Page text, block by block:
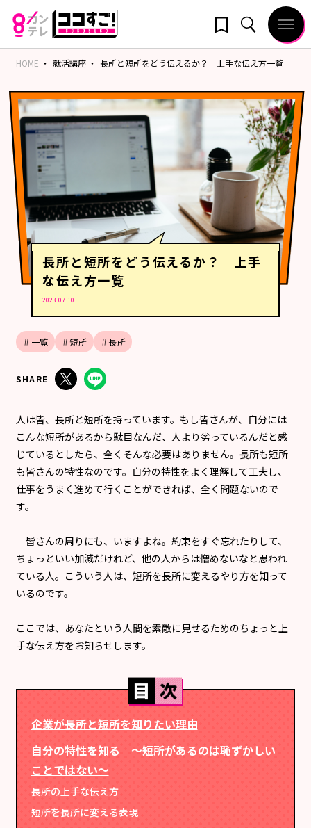
HOME 就活講座 長所と短所をどう伝えるか？ 上手な伝え方一覧
長所と短所をどう伝えるか？ 上手
な伝え方一覧
2023.07.10
＃一覧 ＃短所 ＃長所
SHARE
人は皆、長所と短所を持っています。もし皆さんが、自分には
こんな短所があるから駄目なんだ、人より劣っているんだと感
じているとしたら、全くそんな必要はありません。長所も短所
も皆さんの特性なのです。自分の特性をよく理解して工夫し、
仕事をうまく進めて行くことができれば、全く問題ないので
す。
皆さんの周りにも、いますよね。約束をすぐ忘れたりして、
ちょっといい加減だけれど、他の人からは憎めないなと思われ
ている人。こういう人は、短所を長所に変えるやり方を知って
いるのです。
ここでは、あなたという人間を素敵に見せるためのちょっと上
手な伝え方をお知らせします。
企業が長所と短所を知りたい理由
自分の特性を知る ～短所があるのは恥ずかしい
ことではない～
長所の上手な伝え方
短所を長所に変える表現